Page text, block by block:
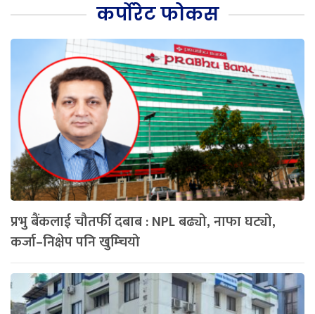
कर्पोरेट फोकस
प्रभु बैंकलाई चौतर्फी दबाब : NPL बढ्यो, नाफा घट्यो,
कर्जा–निक्षेप पनि खुम्चियो